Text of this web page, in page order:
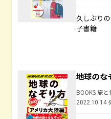
久しぶり
子書籍
地球の
BOOKS 旅と
2022.10.14